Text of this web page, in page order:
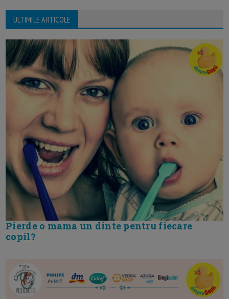
ULTIMILE ARTICOLE
Pierde o mama un dinte pentru fiecare
copil?